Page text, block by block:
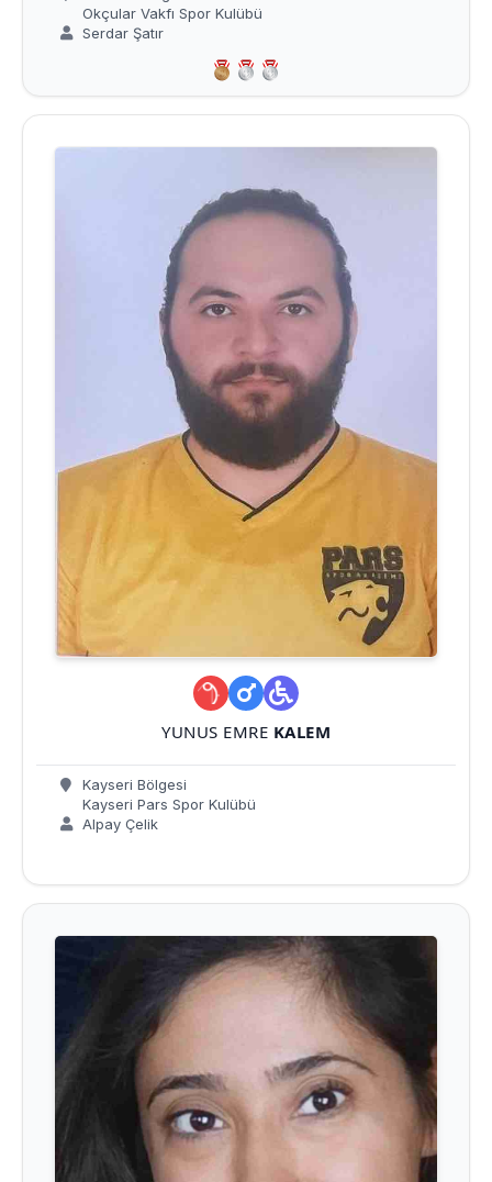
Okçular Vakfı Spor Kulübü
Serdar Şatır
YUNUS EMRE KALEM
Kayseri Bölgesi
Kayseri Pars Spor Kulübü
Alpay Çelik